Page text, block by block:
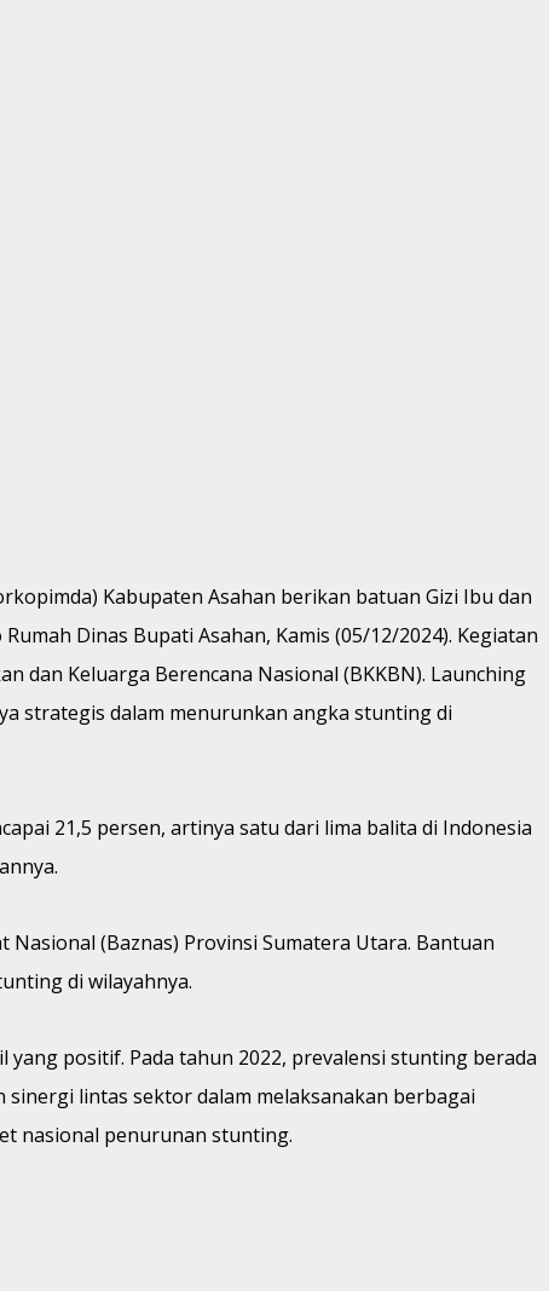
Kabupaten Asahan berikan batuan Gizi Ibu dan
Dinas Bupati Asahan, Kamis (05/12/2024). Kegiatan
dan Keluarga Berencana Nasional (BKKBN). Launching
strategis dalam menurunkan angka stunting di
21,5 persen, artinya satu dari lima balita di Indonesia
(Baznas) Provinsi Sumatera Utara. Bantuan
di wilayahnya.
positif. Pada tahun 2022, prevalensi stunting berada
sinergi lintas sektor dalam melaksanakan berbagai
nasional penurunan stunting.